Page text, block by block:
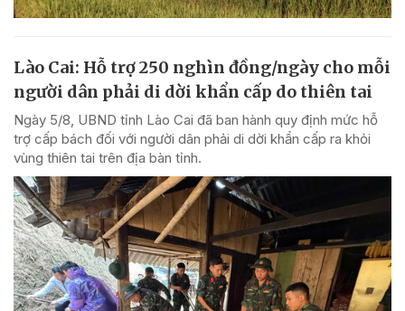
Lào Cai: Hỗ trợ 250 nghìn đồng/ngày cho mỗi
người dân phải di dời khẩn cấp do thiên tai
Ngày 5/8, UBND tỉnh Lào Cai đã ban hành quy định mức hỗ
trợ cấp bách đối với người dân phải di dời khẩn cấp ra khỏi
vùng thiên tai trên địa bàn tỉnh.